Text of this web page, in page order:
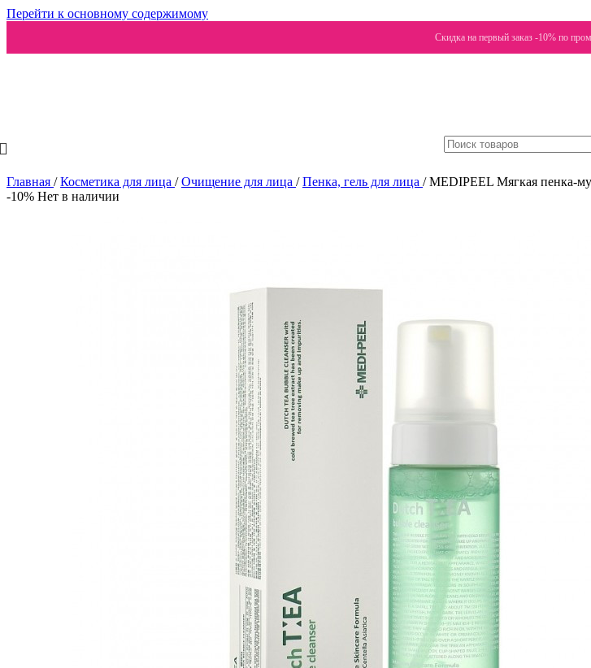
Перейти к основному содержимому
Скидка на первый заказ -10% по
Главная / Косметика для лица / Очищение для лица / Пенка, гель для лица / MEDIPEEL Мягкая пенка-
-10% Нет в наличии